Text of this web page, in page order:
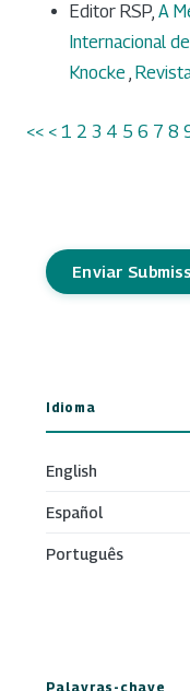
Editor RSP, A
Internacional
Knocke ,
<< < 1 2 3 4 5 6 7 8
Enviar
Idioma
English
Español
Português
Palavras-chave